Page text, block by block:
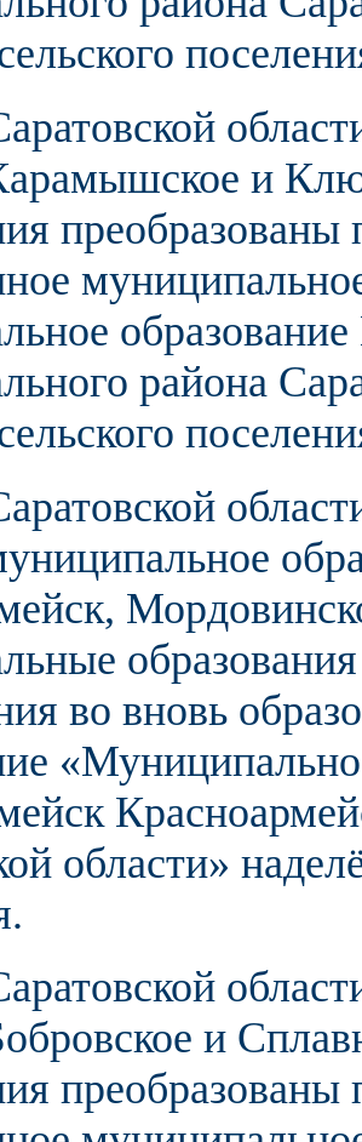
и
преобразованы
образование
района
,
образования
во вновь
«
области»
и
преобразованы